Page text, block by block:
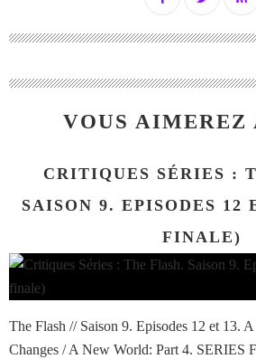
VOUS AIMEREZ
CRITIQUES SÉRIES :
SAISON 9. EPISODES 12
FINALE)
The Flash // Saison 9. Episodes 12 et 13.
Changes / A New World: Part 4. SERIES